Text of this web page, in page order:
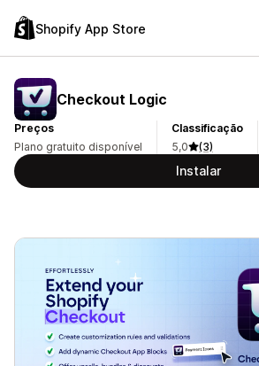
Shopify App Store
Checkout Logic
Preços
Plano gratuito disponível
Classificação
5,0
(3)
Instalar